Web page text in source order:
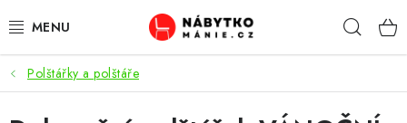
na
OBÝVACÍ POKOJ
Polštářky a polštáře